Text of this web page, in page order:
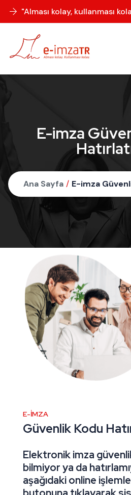
"Alması kolay, kullanması
E-imza
Ana Sayfa / E-imza
E-İMZA
Güvenlik Kodu
Elektronik imza
bilmiyor ya da
aşağıdaki online